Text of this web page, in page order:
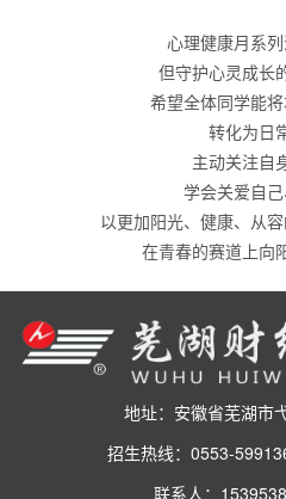
心理健康月系列
但守护心灵成长
希望全体同学能
转化为日
主动关注自
学会关爱自己
以更加阳光、健康、从
在青春的赛道上向
地址：安徽省芜湖市
招生热线：0553-
联系人：